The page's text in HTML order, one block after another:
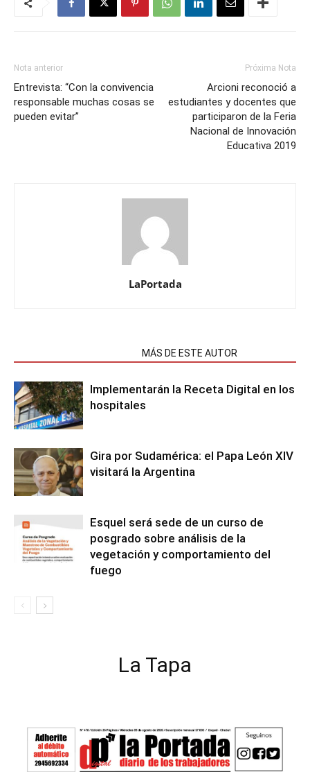
Nota anterior
Entrevista: “Con la convivencia
responsable muchas cosas se
pueden evitar”
Próxima Nota
Arcioni reconoció a
estudiantes y docentes que
participaron de la Feria
Nacional de Innovación
Educativa 2019
LaPortada
MÁS DE ESTE AUTOR
Implementarán la Receta Digital en los
hospitales
Gira por Sudamérica: el Papa León XIV
visitará la Argentina
Esquel será sede de un curso de
posgrado sobre análisis de la
vegetación y comportamiento del
fuego
La Tapa